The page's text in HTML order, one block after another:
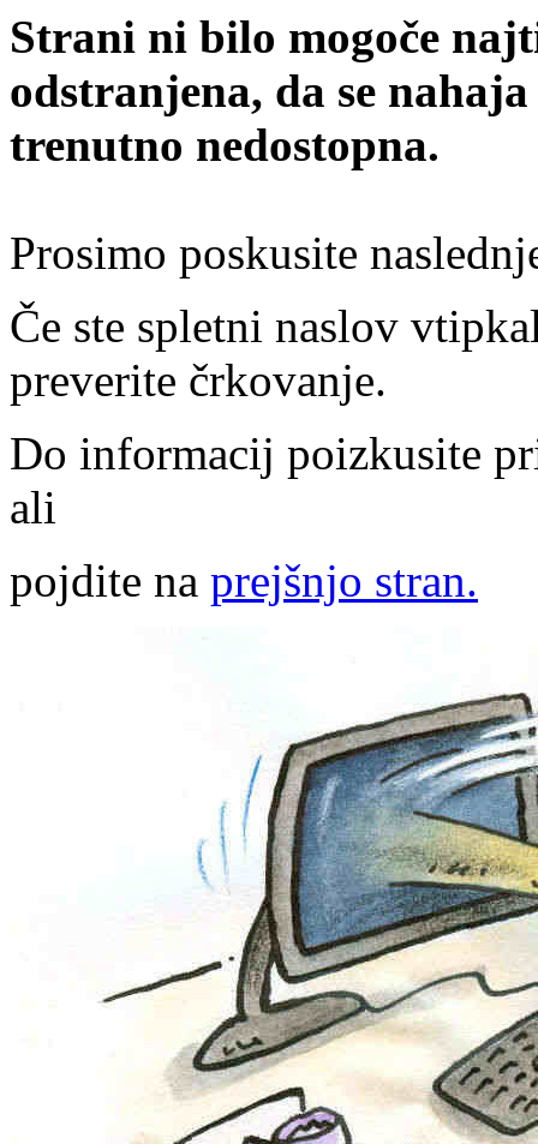
Strani ni bilo mogoče
odstranjena, da se
trenutno nedostopna.
Prosimo poskusite
Če ste spletni naslov
preverite črkovanje.
Do informacij poizkusite
ali
pojdite na prejšnjo stran.